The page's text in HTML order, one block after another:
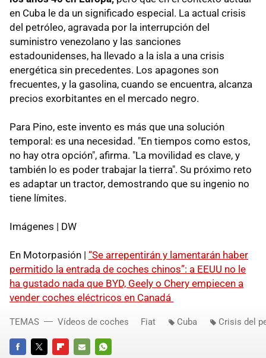
en Cuba le da un significado especial. La actual crisis
del petróleo, agravada por la interrupción del
suministro venezolano y las sanciones
estadounidenses, ha llevado a la isla a una crisis
energética sin precedentes. Los apagones son
frecuentes, y la gasolina, cuando se encuentra, alcanza
precios exorbitantes en el mercado negro.
Para Pino, este invento es más que una solución
temporal: es una necesidad. "En tiempos como estos,
no hay otra opción", afirma. "La movilidad es clave, y
también lo es poder trabajar la tierra". Su próximo reto
es adaptar un tractor, demostrando que su ingenio no
tiene límites.
Imágenes | DW
En Motorpasión | “Se arrepentirán y lamentarán haber
permitido la entrada de coches chinos”: a EEUU no le
ha gustado nada que BYD, Geely o Chery empiecen a
vender coches eléctricos en Canadá
TEMAS Vídeos de coches Fiat Cuba Crisis del